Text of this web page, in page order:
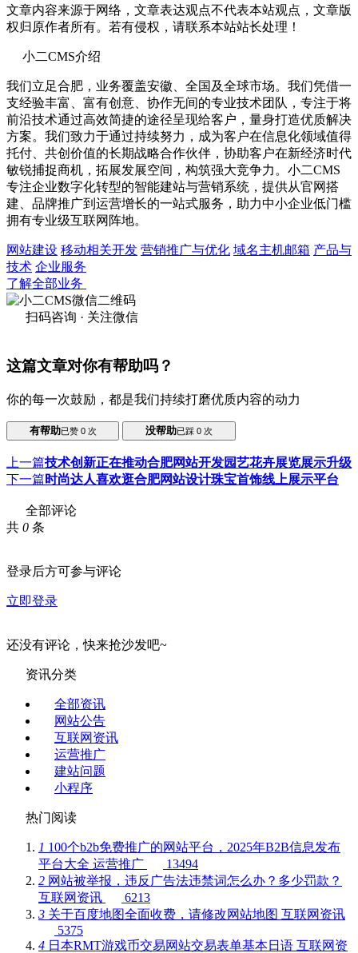
文章内容来源于网络，文章表达观点不代表本站观点，文章版
权归原作者所有。若有侵权，请联系本站站长处理！
小二CMS介绍
我们立足合肥，业务覆盖安徽、全国及全球市场。我们凭借一
支经验丰富、富有创意、协作无间的专业技术团队，专注于将
前沿技术通过高效简捷的途径呈现给客户，量身打造优质解决
方案。我们致力于通过持续努力，成为客户在信息化领域值得
托付、共创价值的长期战略合作伙伴，协助客户在新经济时代
敏锐捕捉商机，拓展发展空间，构筑强大竞争力。小二CMS
专注企业数字化转型的智能建站与营销系统，提供从官网搭
建、品牌推广到运营增长的一站式服务，助力中小企业低门槛
拥有专业级互联网阵地。
网站建设 移动相关开发 营销推广与优化 域名主机邮箱 产品与
技术 企业服务
了解全部业务
扫码咨询 · 关注微信
这篇文章对你有帮助吗？
你的每一次鼓励，都是我们持续打磨优质内容的动力
有帮助已赞 0次 没帮助已踩 0次
上一篇技术创新正在推动合肥网站开发园艺花卉展览展示升级
下一篇 时尚达人喜欢逛合肥网站设计珠宝首饰线上展示平台
全部评论
共 0 条
登录后方可参与评论
立即登录
还没有评论，快来抢沙发吧~
资讯分类
全部资讯
网站公告
互联网资讯
运营推广
建站问题
小程序
热门阅读
1 100个b2b免费推广的网站平台，2025年B2B信息发布
平台大全 运营推广
13494
2 网站被举报，违反广告法违禁词怎么办？多少罚款？
互联网资讯
6213
3 关于百度地图全面收费，请修改网站地图 互联网资讯
5375
4 日本RMT游戏币交易网站交易表单基本日语 互联网资